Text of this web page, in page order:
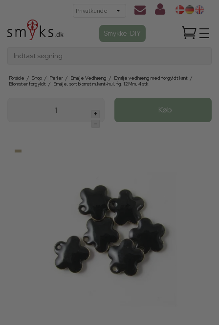
Smykke-DIY
Indtast søgning
Forside / Shop / Perler / Emalje Vedhæng / Emalje vedhæng med forgyldt kant /
Blomster forgyldt / Emalje, sort blomst m.kant-hul, fg. 12Mm, 4 stk
+
-
Køb